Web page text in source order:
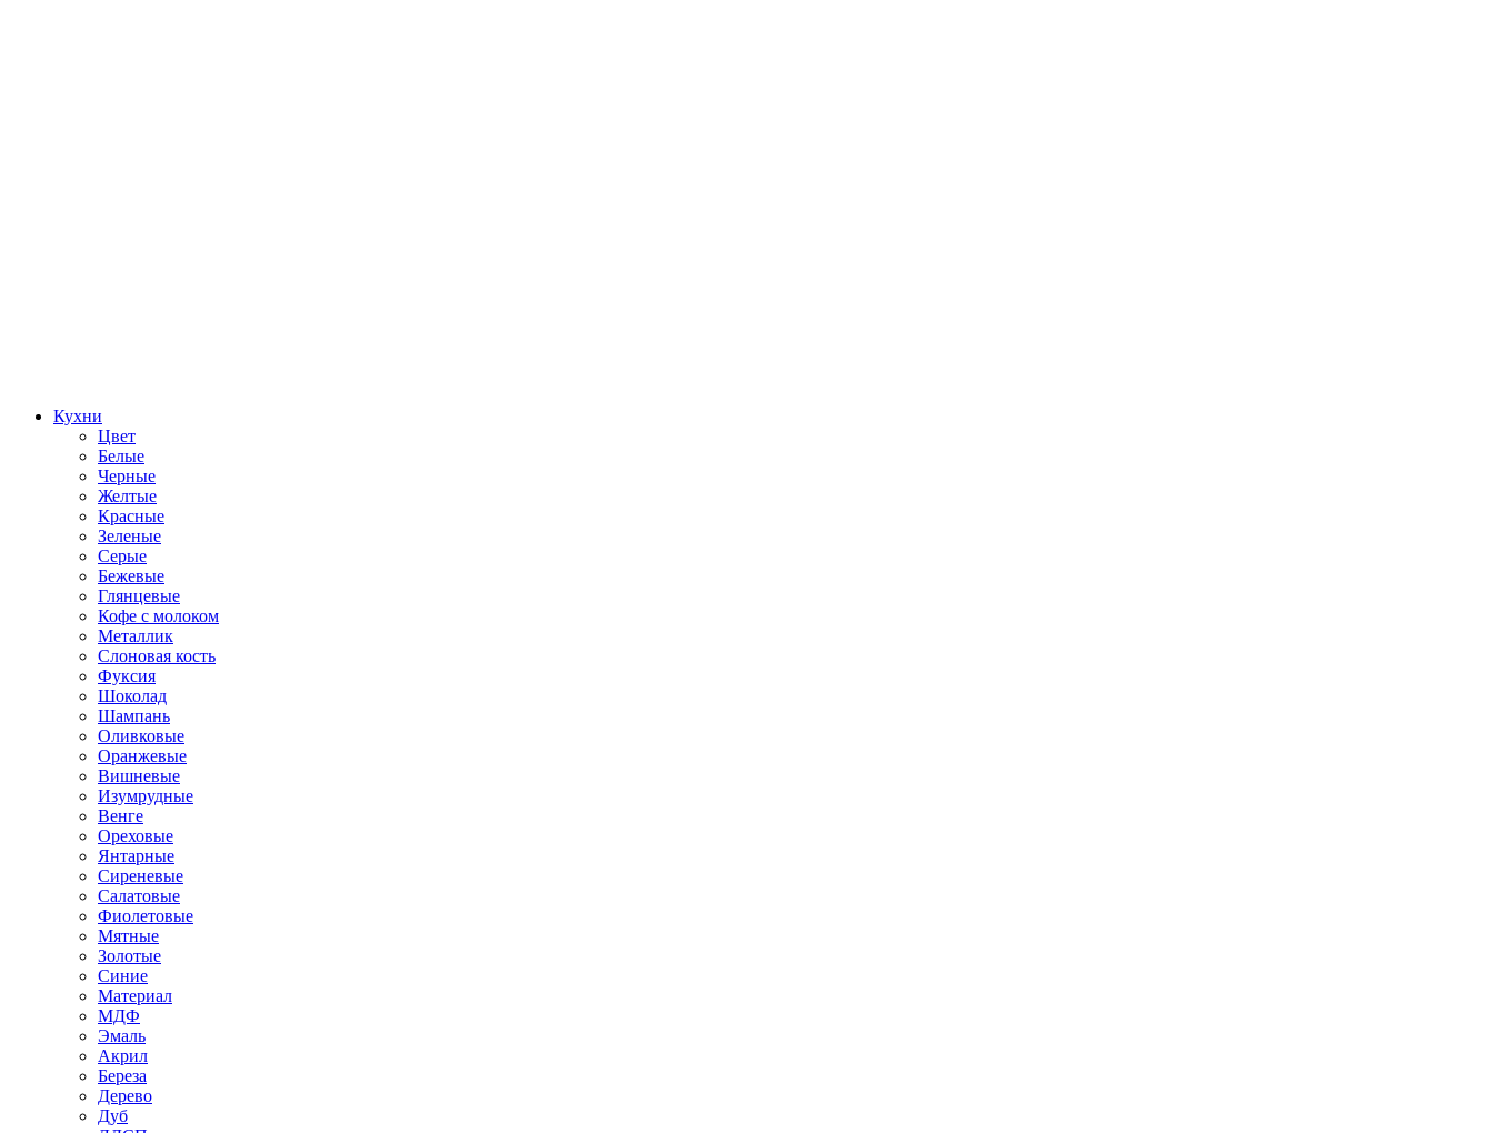
Кухни
Цвет
Белые
Черные
Желтые
Красные
Зеленые
Серые
Бежевые
Глянцевые
Кофе с молоком
Металлик
Слоновая кость
Фуксия
Шоколад
Шампань
Оливковые
Оранжевые
Вишневые
Изумрудные
Венге
Ореховые
Янтарные
Сиреневые
Салатовые
Фиолетовые
Мятные
Золотые
Синие
Материал
МДФ
Эмаль
Акрил
Береза
Дерево
Дуб